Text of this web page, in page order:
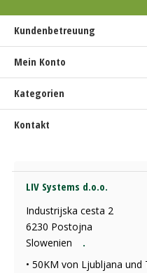
Kundenbetreuung
Mein Konto
Kategorien
Kontakt
LIV Systems d.o.o.
Industrijska cesta 2
6230 Postojna
Slowenien
.
• 50KM von Ljubljana und